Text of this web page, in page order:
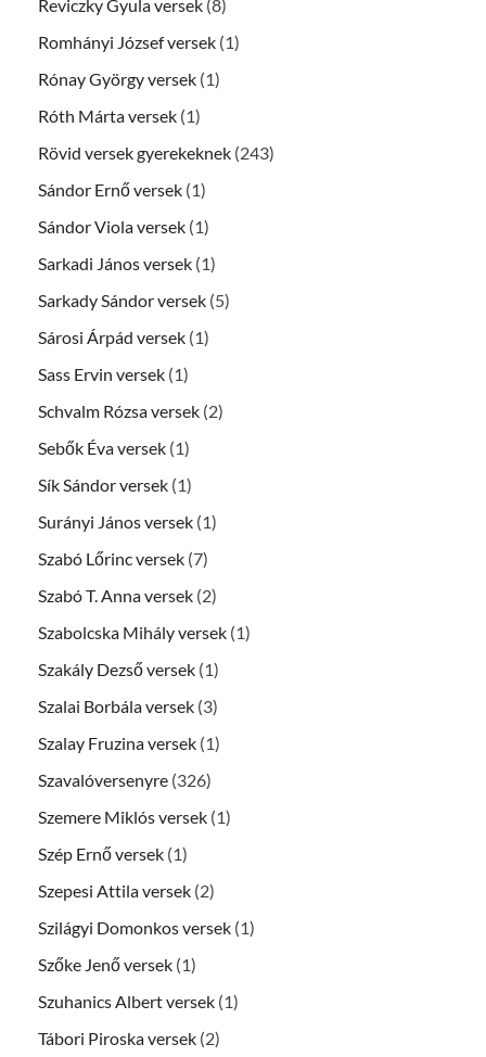
Reviczky Gyula versek (8)
Romhányi József versek (1)
Rónay György versek (1)
Róth Márta versek (1)
Rövid versek gyerekeknek (243)
Sándor Ernő versek (1)
Sándor Viola versek (1)
Sarkadi János versek (1)
Sarkady Sándor versek (5)
Sárosi Árpád versek (1)
Sass Ervin versek (1)
Schvalm Rózsa versek (2)
Sebők Éva versek (1)
Sík Sándor versek (1)
Surányi János versek (1)
Szabó Lőrinc versek (7)
Szabó T. Anna versek (2)
Szabolcska Mihály versek (1)
Szakály Dezső versek (1)
Szalai Borbála versek (3)
Szalay Fruzina versek (1)
Szavalóversenyre (326)
Szemere Miklós versek (1)
Szép Ernő versek (1)
Szepesi Attila versek (2)
Szilágyi Domonkos versek (1)
Szőke Jenő versek (1)
Szuhanics Albert versek (1)
Tábori Piroska versek (2)